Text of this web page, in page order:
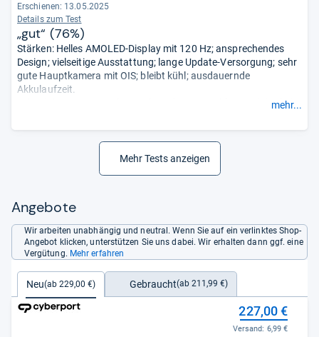
Erschienen: 13.05.2025
Details zum Test
„gut“ (76%)
Stärken: Helles AMOLED-Display mit 120 Hz; ansprechendes
Design; vielseitige Ausstattung; lange Update-Versorgung; sehr
gute Hauptkamera mit OIS; bleibt kühl; ausdauernde
Akkulaufzeit.
Schwächen: Geringe Bluetooth-Codec-Auswahl; nur WiFi 5; kein
Klinkenanschluss; Mono-Sound.- Zusammengefasst durch
mehr...
Mehr Tests anzeigen
Angebote
Wir arbeiten unabhängig und neutral. Wenn Sie auf ein verlinktes Shop-
Angebot klicken, unterstützen Sie uns dabei. Wir erhalten dann ggf. eine
Vergütung. Mehr erfahren
Neu(ab 229,00 €) Gebraucht(ab 211,99 €)
227,00 €
Versand: 6,99 €